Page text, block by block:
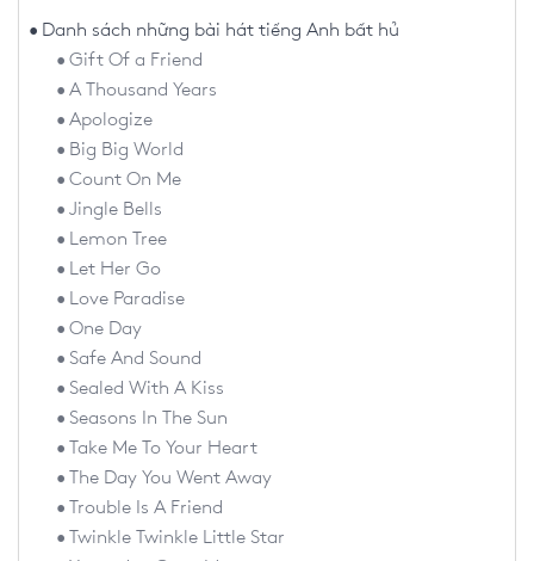
Danh sách những bài hát tiếng Anh bất hủ
Gift Of a Friend
A Thousand Years
Apologize
Big Big World
Count On Me
Jingle Bells
Lemon Tree
Let Her Go
Love Paradise
One Day
Safe And Sound
Sealed With A Kiss
Seasons In The Sun
Take Me To Your Heart
The Day You Went Away
Trouble Is A Friend
Twinkle Twinkle Little Star